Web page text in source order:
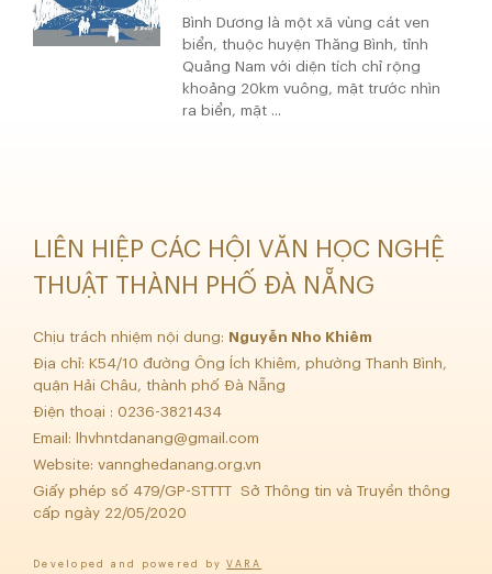
Bình Dương là một xã vùng cát ven
biển, thuộc huyện Thăng Bình, tỉnh
Quảng Nam với diện tích chỉ rộng
khoảng 20km vuông, mặt trước nhìn
ra biển, mặt ...
LIÊN HIỆP CÁC HỘI VĂN HỌC NGHỆ
THUẬT THÀNH PHỐ ĐÀ NẴNG
Chịu trách nhiệm nội dung: Nguyễn Nho Khiêm
Địa chỉ: K54/10 đường Ông Ích Khiêm, phường Thanh Bình,
quận Hải Châu, thành phố Đà Nẵng
Điện thoại : 0236-3821434
Email:
lhvhntdanang@gmail.com
Website: vannghedanang.org.vn
Giấy phép số 479/GP-STTTT Sở Thông tin và Truyền thông
cấp ngày 22/05/2020
Developed and powered byVARA